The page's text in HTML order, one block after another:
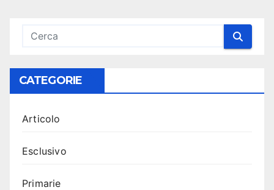
CATEGORIE
Articolo
Esclusivo
Primarie